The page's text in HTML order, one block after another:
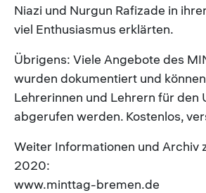
Niazi und Nurgun Rafizade in
viel Enthusiasmus erklärten.
Übrigens: Viele Angebote des
wurden dokumentiert und
Lehrerinnen und Lehrern für den
abgerufen werden. Kostenlos,
Weiter Informationen und Archiv
2020:
www.minttag-bremen.de